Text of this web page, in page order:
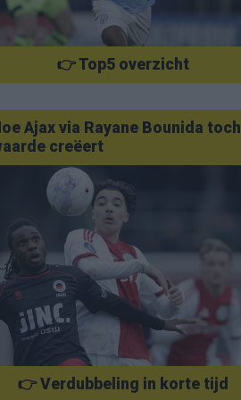
👉 Top5 overzicht
Ajax via Rayane Bounida toch
creëert
👉 Verdubbeling in korte tijd